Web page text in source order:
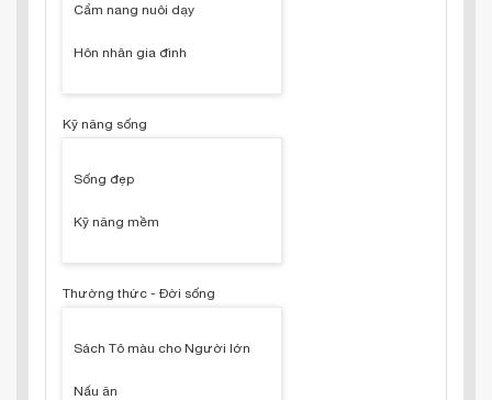
Cẩm nang nuôi dạy
Hôn nhân gia đình
Kỹ năng sống
Sống đẹp
Kỹ năng mềm
Thường thức - Đời sống
Sách Tô màu cho Người lớn
Nấu ăn